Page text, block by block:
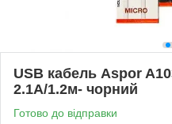
USB кабель Aspor
2.1A/1.2м- чорний
Готово до відправки